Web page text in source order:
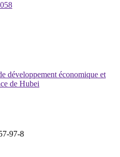
développement économique et
de Hubei
97-8